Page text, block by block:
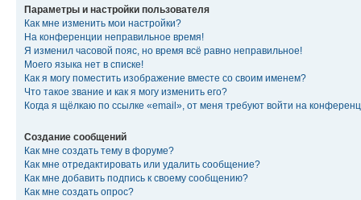
Параметры и настройки пользователя
Как мне изменить мои настройки?
На конференции неправильное время!
Я изменил часовой пояс, но время всё равно неправильное!
Моего языка нет в списке!
Как я могу поместить изображение вместе со своим именем?
Что такое звание и как я могу изменить его?
Когда я щёлкаю по ссылке «email», от меня требуют войти на
Создание сообщений
Как мне создать тему в форуме?
Как мне отредактировать или удалить сообщение?
Как мне добавить подпись к своему сообщению?
Как мне создать опрос?